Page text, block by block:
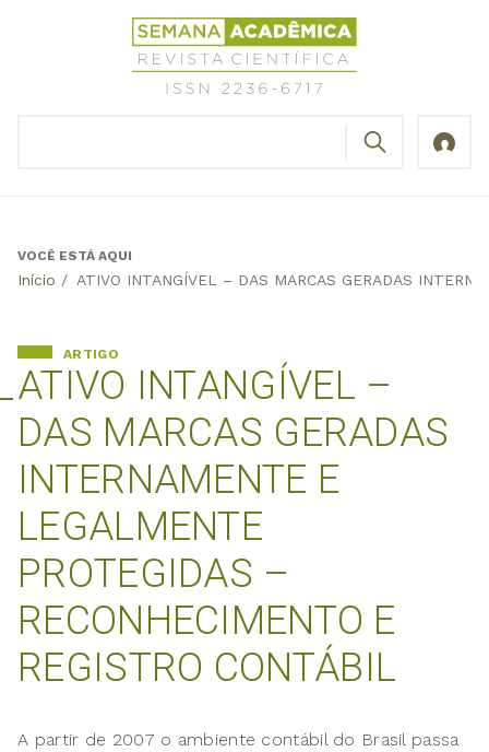
Revista
Científica
Semana
Back
VOCÊ ESTÁ AQUI
Início / ATIVO INTANGÍVEL – DAS MARCAS GERADAS
ATIVO INTANGÍVEL –
DAS MARCAS GERADAS
INTERNAMENTE E
LEGALMENTE
PROTEGIDAS –
RECONHECIMENTO E
REGISTRO CONTÁBIL
ARTIGO
A partir de 2007 o ambiente contábil do Brasil passa